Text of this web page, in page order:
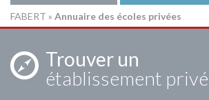
FABERT » Annuaire des écoles privées
Trouver un
établissement privé